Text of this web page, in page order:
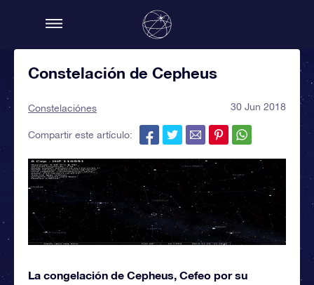
Constelación de Cepheus
Constelaciónes 30 Jun 2018
Compartir este artículo:
La congelación de Cepheus, Cefeo por su